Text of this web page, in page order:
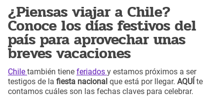
¿Piensas viajar a Chile?
Conoce los días festivos del
país para aprovechar unas
breves vacaciones
Chile también tiene feriados y estamos próximos a ser
testigos de la fiesta nacional que está por llegar. AQUÍ te
contamos cuáles son las fechas claves para celebrar.